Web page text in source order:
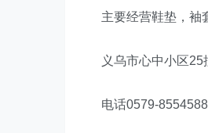
主要经营鞋垫，袖
义乌市心中小区25
电话0579-